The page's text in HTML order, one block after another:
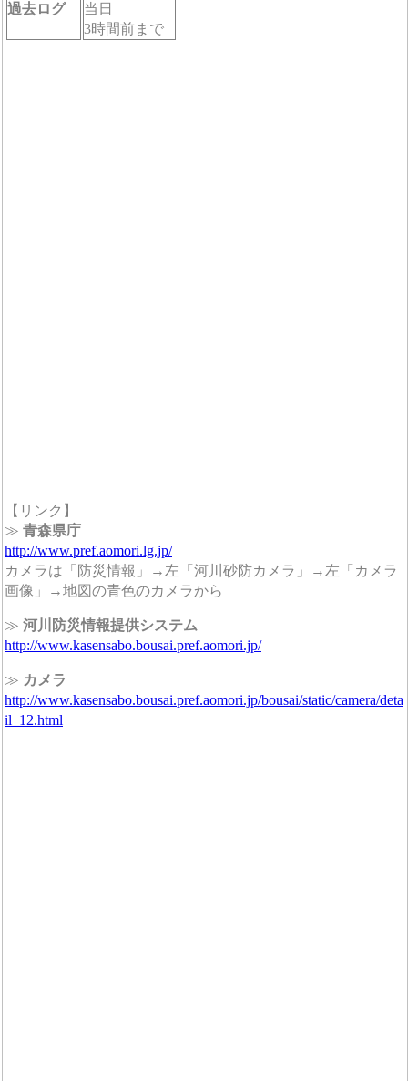
過去ログ
当日
3時間前まで
【リンク】
≫ 青森県庁
http://www.pref.aomori.lg.jp/
カメラは「防災情報」→左「河川砂防カメラ」→左「カメラ
画像」→地図の青色のカメラから
≫ 河川防災情報提供システム
http://www.kasensabo.bousai.pref.aomori.jp/
≫ カメラ
http://www.kasensabo.bousai.pref.aomori.jp/bousai/static/camera/deta
il_12.html